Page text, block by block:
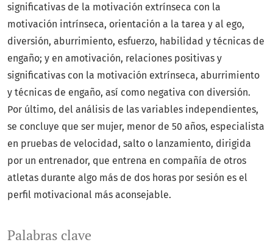
Palabras clave
significativas de la motivación extrínseca con la
motivación intrínseca, orientación a la tarea y al ego,
diversión, aburrimiento, esfuerzo, habilidad y técnicas de
engaño; y en amotivación, relaciones positivas y
significativas con la motivación extrínseca, aburrimiento
y técnicas de engaño, así como negativa con diversión.
Por último, del análisis de las variables independientes,
se concluye que ser mujer, menor de 50 años, especialista
en pruebas de velocidad, salto o lanzamiento, dirigida
por un entrenador, que entrena en compañía de otros
atletas durante algo más de dos horas por sesión es el
perfil motivacional más aconsejable.